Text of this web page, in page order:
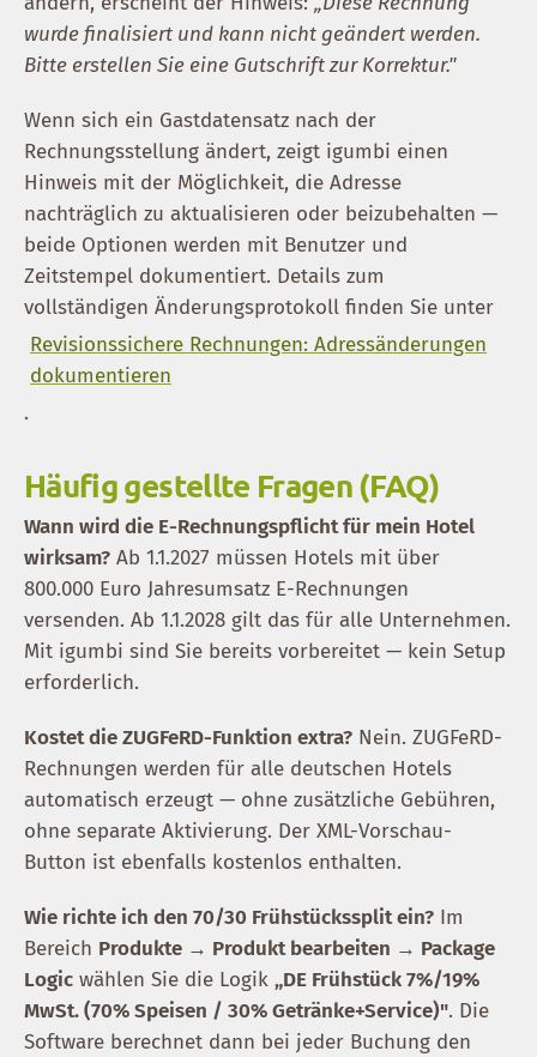
wurde finalisiert und kann nicht geändert werden.
Bitte erstellen Sie eine Gutschrift zur Korrektur."
Wenn sich ein Gastdatensatz nach der
Rechnungsstellung ändert, zeigt igumbi einen
Hinweis mit der Möglichkeit, die Adresse
nachträglich zu aktualisieren oder beizubehalten —
beide Optionen werden mit Benutzer und
Zeitstempel dokumentiert. Details zum
vollständigen Änderungsprotokoll finden Sie unter
Revisionssichere Rechnungen: Adressänderungen
dokumentieren
.
Häufig gestellte Fragen (FAQ)
Wann wird die E-Rechnungspflicht für mein Hotel
wirksam? Ab 1.1.2027 müssen Hotels mit über
800.000 Euro Jahresumsatz E-Rechnungen
versenden. Ab 1.1.2028 gilt das für alle Unternehmen.
Mit igumbi sind Sie bereits vorbereitet — kein Setup
erforderlich.
Kostet die ZUGFeRD-Funktion extra? Nein. ZUGFeRD-
Rechnungen werden für alle deutschen Hotels
automatisch erzeugt — ohne zusätzliche Gebühren,
ohne separate Aktivierung. Der XML-Vorschau-
Button ist ebenfalls kostenlos enthalten.
Wie richte ich den 70/30 Frühstückssplit ein? Im
Bereich Produkte → Produkt bearbeiten → Package
Logic wählen Sie die Logik „DE Frühstück 7%/19%
MwSt. (70% Speisen / 30% Getränke+Service)". Die
Software berechnet dann bei jeder Buchung den